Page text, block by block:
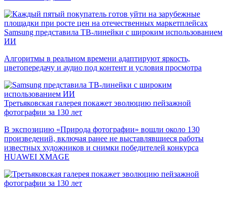
Samsung представила ТВ-линейки с широким использованием
ИИ
Алгоритмы в реальном времени адаптируют яркость,
цветопередачу и аудио под контент и условия просмотра
Третьяковская галерея покажет эволюцию пейзажной
фотографии за 130 лет
В экспозицию «Природа фотографии» вошли около 130
произведений, включая ранее не выставлявшиеся работы
известных художников и снимки победителей конкурса
HUAWEI XMAGE